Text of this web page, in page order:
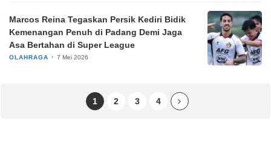
Marcos Reina Tegaskan Persik Kediri Bidik
Kemenangan Penuh di Padang Demi Jaga
Asa Bertahan di Super League
OLAHRAGA 7 Mei 2026
1 2 3 4